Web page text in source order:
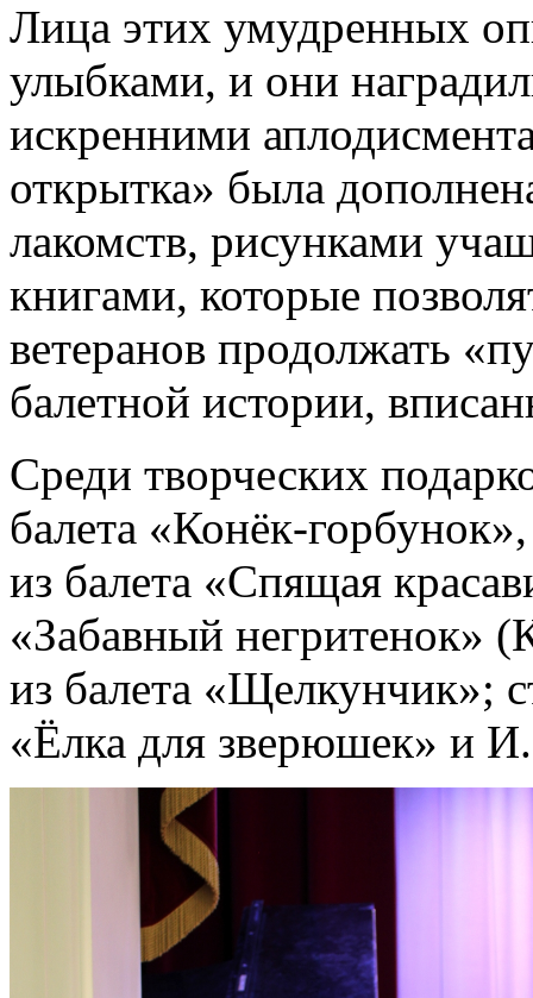
Лица этих умудренных
улыбками, и они
искренними
открытка» была
лакомств, рисунками
книгами, которые
ветеранов продолжать
балетной истории,
Среди творческих
балета «Конёк-
из балета «Спящая
«Забавный негритенок»
из балета «Щелкунчик»;
«Ёлка для зверюшек» и